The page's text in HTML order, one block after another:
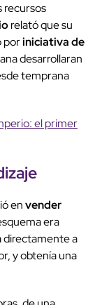
recursos
relató que su
poriniciativa de
desarrollaran
temprana
el primer
envender
era
directamente a
y obtenía una